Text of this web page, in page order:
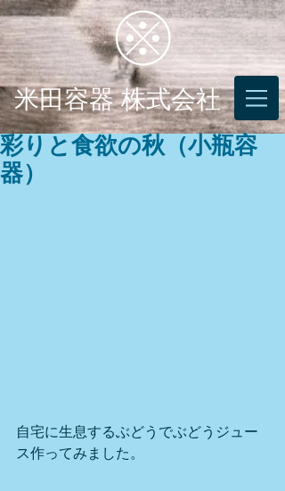
米田容器 株式会社
彩りと食欲の秋（小瓶容
器）
自宅に生息するぶどうでぶどうジュー
ス作ってみました。